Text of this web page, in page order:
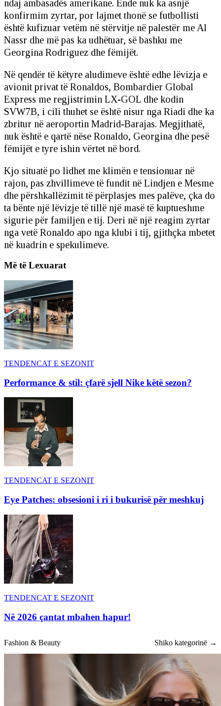
ndaj ambasadës amerikane. Ende nuk ka asnjë
konfirmim zyrtar, por lajmet thonë se futbollisti
është kufizuar vetëm në stërvitje në palestër me Al
Nassr dhe më pas ka udhëtuar, së bashku me
Georgina Rodriguez dhe fëmijët.
Në qendër të këtyre aludimeve është edhe lëvizja e
avionit privat të Ronaldos, Bombardier Global
Express me regjistrimin LX-GOL dhe kodin
SVW7B, i cili thuhet se është nisur nga Riadi dhe ka
zbritur në aeroportin Madrid-Barajas. Megjithatë,
nuk është e qartë nëse Ronaldo, Georgina dhe pesë
fëmijët e tyre ishin vërtet në bord.
Kjo situatë po lidhet me klimën e tensionuar në
rajon, pas zhvillimeve të fundit në Lindjen e Mesme
dhe përshkallëzimit të përplasjes mes palëve, çka do
ta bënte një lëvizje të tillë një masë të kuptueshme
sigurie për familjen e tij. Deri në një reagim zyrtar
nga vetë Ronaldo apo nga klubi i tij, gjithçka mbetet
në kuadrin e spekulimeve.
Më të Lexuarat
TENDENCAT E SEZONIT
Performance & stil: çfarë sjell Nike këtë sezon?
TENDENCAT E SEZONIT
Eye Patches: obsesioni i ri i bukurisë për meshkuj
TENDENCAT E SEZONIT
Në 2026 çantat mbahen hapur!
Fashion & Beauty Shiko kategorinë →